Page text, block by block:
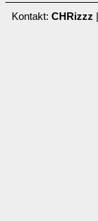
Kontakt: CHRizzz